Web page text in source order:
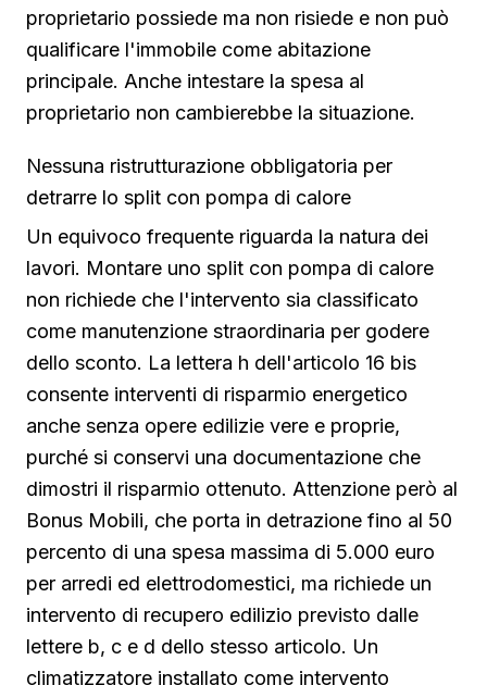
proprietario possiede ma non risiede e non può
qualificare l'immobile come abitazione
principale. Anche intestare la spesa al
proprietario non cambierebbe la situazione.
Nessuna ristrutturazione obbligatoria per
detrarre lo split con pompa di calore
Un equivoco frequente riguarda la natura dei
lavori. Montare uno split con pompa di calore
non richiede che l'intervento sia classificato
come manutenzione straordinaria per godere
dello sconto. La lettera h dell'articolo 16 bis
consente interventi di risparmio energetico
anche senza opere edilizie vere e proprie,
purché si conservi una documentazione che
dimostri il risparmio ottenuto. Attenzione però al
Bonus Mobili, che porta in detrazione fino al 50
percento di una spesa massima di 5.000 euro
per arredi ed elettrodomestici, ma richiede un
intervento di recupero edilizio previsto dalle
lettere b, c e d dello stesso articolo. Un
climatizzatore installato come intervento